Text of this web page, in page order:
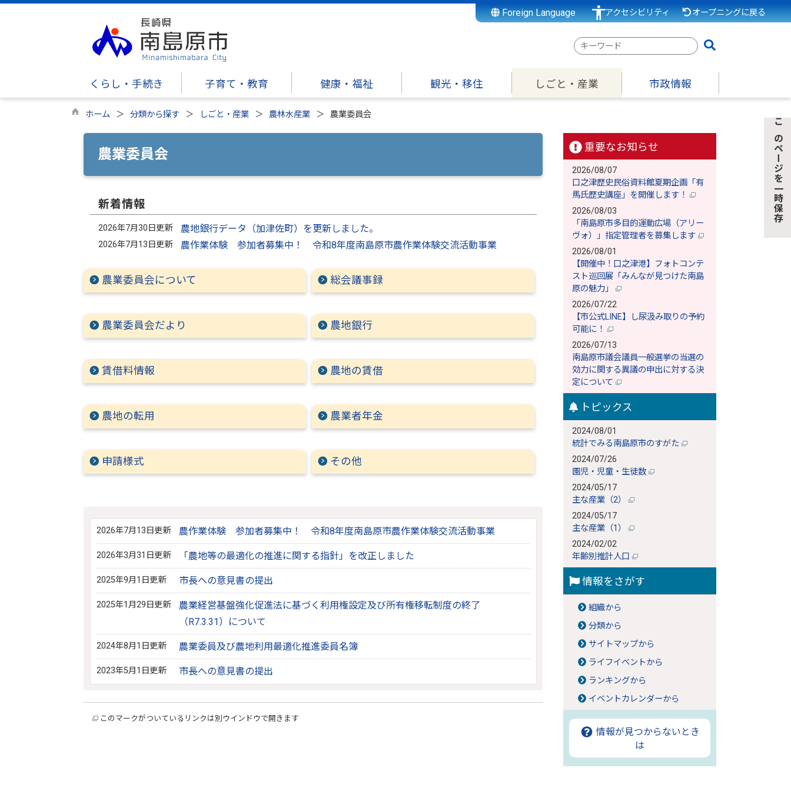
Foreign Language アクセシビリティ オープニングに戻る
検
ー
ワ
くらし・手続き 子育て・教育 健康・福祉 観光・移住 しごと・産業 市政情報
ホーム 分類から探す しごと・産業 農林水産業 農業委員会
農業委員会
新着情報
2026年7月30日更新 農地銀行データ（加津佐町）を更新しました。
2026年7月13日更新 農作業体験 参加者募集中！ 令和8年度南島原市農作業体験交流活動事業
農業委員会について 総会議事録
農業委員会だより 農地銀行
賃借料情報 農地の賃借
農地の転用 農業者年金
申請様式 その他
2026年7月13日更新 農作業体験 参加者募集中！ 令和8年度南島原市農作業体験交流活動事業
2026年3月31日更新 「農地等の最適化の推進に関する指針」を改正しました
2025年9月1日更新 市長への意見書の提出
2025年1月29日更新
農業経営基盤強化促進法に基づく利用権設定及び所有権移転制度の終了
（R7.3.31）について
2024年8月1日更新 農業委員及び農地利用最適化推進委員名簿
2023年5月1日更新 市長への意見書の提出
このマークがついているリンクは別ウインドウで開きます
重要なお知らせ
2026/08/07
口之津歴史民俗資料館夏期企画「有
馬氏歴史講座」を開催します！
2026/08/03
「南島原市多目的運動広場（アリー
ヴォ）」指定管理者を募集します
2026/08/01
【開催中！口之津港】フォトコンテ
スト巡回展「みんなが見つけた南島
原の魅力」
2026/07/22
【市公式LINE】し尿汲み取りの予約
可能に！
2026/07/13
南島原市議会議員一般選挙の当選の
効力に関する異議の申出に対する決
定について
トピックス
2024/08/01
統計でみる南島原市のすがた
2024/07/26
園児・児童・生徒数
2024/05/17
主な産業（2）
2024/05/17
主な産業（1）
2024/02/02
年齢別推計人口
情報をさがす
組織から
分類から
サイトマップから
ライフイベントから
ランキングから
イベントカレンダーから
情報が見つからないとき
は
このページを一時保存